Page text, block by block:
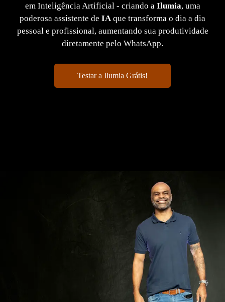
em Inteligência Artificial - criando a Ilumia, uma
poderosa assistente de IA que transforma o dia a dia
pessoal e profissional, aumentando sua produtividade
diretamente pelo WhatsApp.
Testar a Ilumia Grátis!